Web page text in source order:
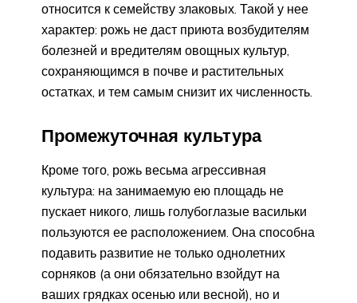
относится к семейству злаковых. Такой у нее
характер: рожь не даст приюта возбудителям
болезней и вредителям овощных культур,
сохраняющимся в почве и растительных
остатках, и тем самым снизит их численность.
Промежуточная культура
Кроме того, рожь весьма агрессивная
культура: на занимаемую ею площадь не
пускает никого, лишь голубоглазые васильки
пользуются ее расположением. Она способна
подавить развитие не только однолетних
сорняков (а они обязательно взойдут на
ваших грядках осенью или весной), но и